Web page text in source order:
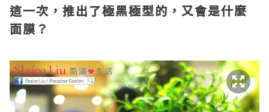
這一次，推出了極黑極型的，又會是什麼
面膜？